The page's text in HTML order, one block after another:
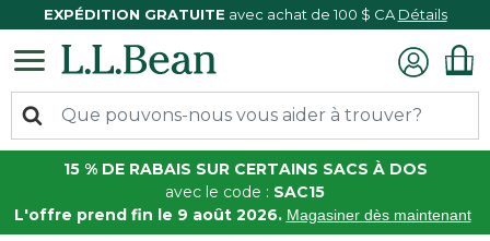
EXPÉDITION GRATUITE avec achat de 100 $ CA Détails
15 % DE RABAIS SUR CERTAINS SACS À DOS
avec le code : SAC15
L'offre prend fin le 9 août 2026. Magasiner dès maintenant